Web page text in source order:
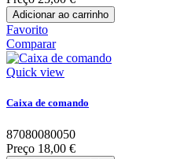
Adicionar ao carrinho
Favorito
Comparar
Quick view
Caixa de comando
87080080050
Preço 18,00 €